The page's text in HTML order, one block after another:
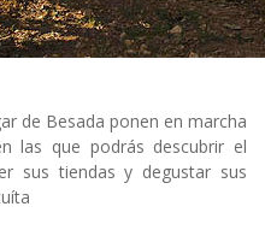
de Besada ponen en marcha
las que podrás descubrir el
sus tiendas y degustar sus